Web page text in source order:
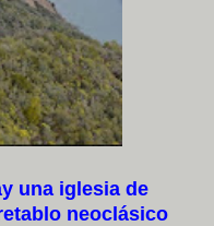
una iglesia de
neoclásico